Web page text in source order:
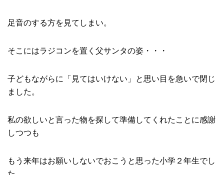
足音のする方を見てしまい。
そこにはラジコンを置く父サンタの姿・・・
子どもながらに「見てはいけない」と思い目を急いで閉じ
ました。
私の欲しいと言った物を探して準備してくれたことに感謝
しつつも
もう来年はお願いしないでおこうと思った小学２年生でし